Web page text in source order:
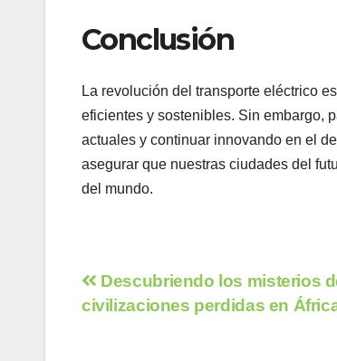
Conclusión
La revolución del transporte eléctrico
eficientes y sostenibles. Sin embargo,
actuales y continuar innovando en el
asegurar que nuestras ciudades del
del mundo.
Navegación
Descubriendo los misterios
civilizaciones perdidas en